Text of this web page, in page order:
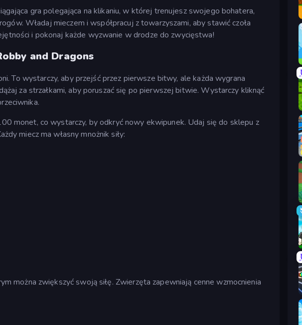
gra polegająca na klikaniu, w której trenujesz swojego bohatera,
Władaj mieczem i współpracuj z towarzyszami, aby stawić czoła
i pokonaj każde wyzwanie w drodze do zwycięstwa!
and Dragons
To wystarczy, aby przejść przez pierwsze bitwy, ale każda wygrana
za strzałkami, aby poruszać się po pierwszej bitwie. Wystarczy kliknąć
monet, co wystarczy, by odkryć nowy ekwipunek. Udaj się do sklepu z
miecz ma własny mnożnik siły:
można zwiększyć swoją siłę. Zwierzęta zapewniają cenne wzmocnienia